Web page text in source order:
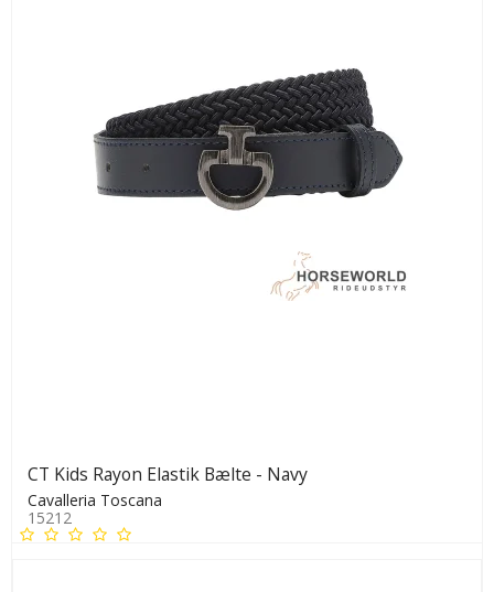
CT Kids Rayon Elastik Bælte - Navy
Cavalleria Toscana
15212